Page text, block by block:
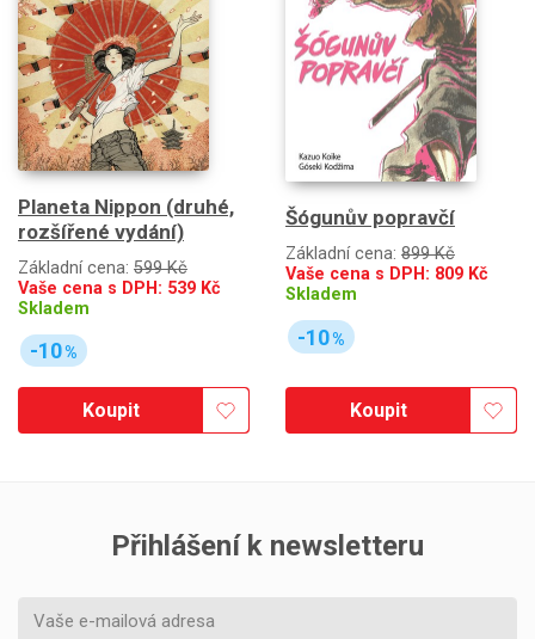
Planeta Nippon (druhé,
rozšířené vydání)
Základní cena: 599 Kč
Vaše cena s DPH: 539 Kč
Skladem
-10%
Koupit
Šógunův popravčí
Základní cena: 899 Kč
Vaše cena s DPH: 809 Kč
Skladem
-10%
Koupit
Přihlášení k newsletteru